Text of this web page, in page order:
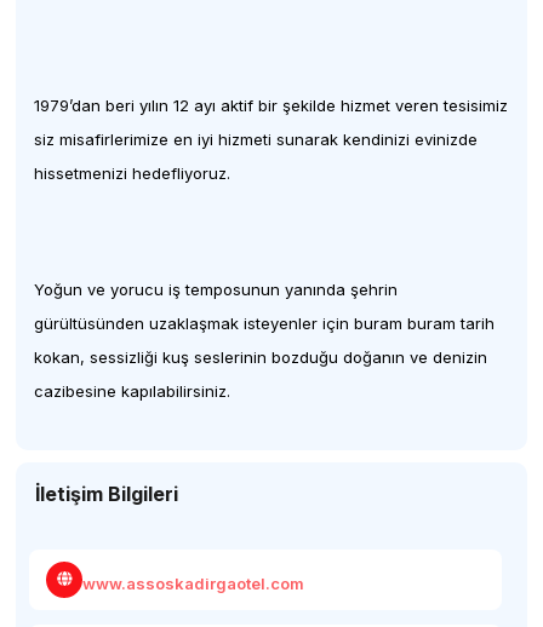
1979’dan beri yılın 12 ayı aktif bir şekilde hizmet veren tesisimiz
siz misafirlerimize en iyi hizmeti sunarak kendinizi evinizde
hissetmenizi hedefliyoruz.
Yoğun ve yorucu iş temposunun yanında şehrin
gürültüsünden uzaklaşmak isteyenler için buram buram tarih
kokan, sessizliği kuş seslerinin bozduğu doğanın ve denizin
cazibesine kapılabilirsiniz.
İletişim Bilgileri
www.assoskadirgaotel.com